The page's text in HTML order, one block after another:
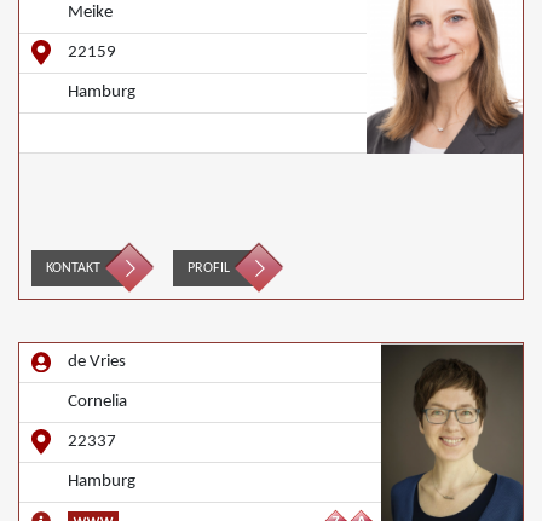
Meike
22159
Hamburg
KONTAKT PROFIL
de Vries
Cornelia
22337
Hamburg